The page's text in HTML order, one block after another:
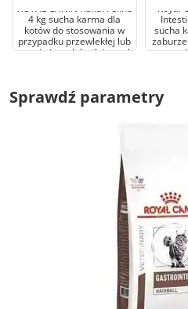
ROYAL CANIN Renal Feline
4 kg sucha karma dla
kotów do stosowania w
przypadku przewlekłej lub
ostrej niewydolności nerek
Royal
sucha
Sprawdź parametry